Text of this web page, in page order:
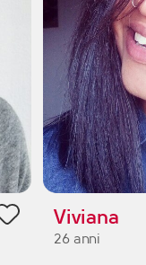
Viviana
26 anni